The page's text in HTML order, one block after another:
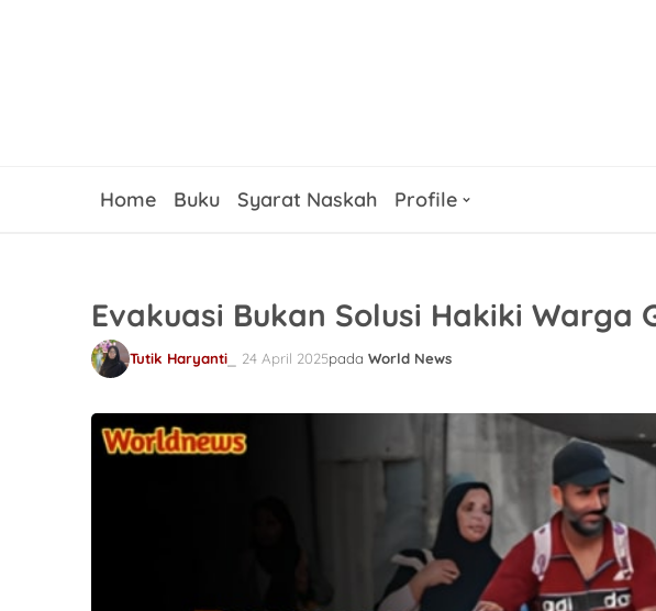
Home Buku Syarat Naskah Profile
Evakuasi Bukan Solusi Hakiki Warga
Tutik Haryanti 24 April 2025pada World News